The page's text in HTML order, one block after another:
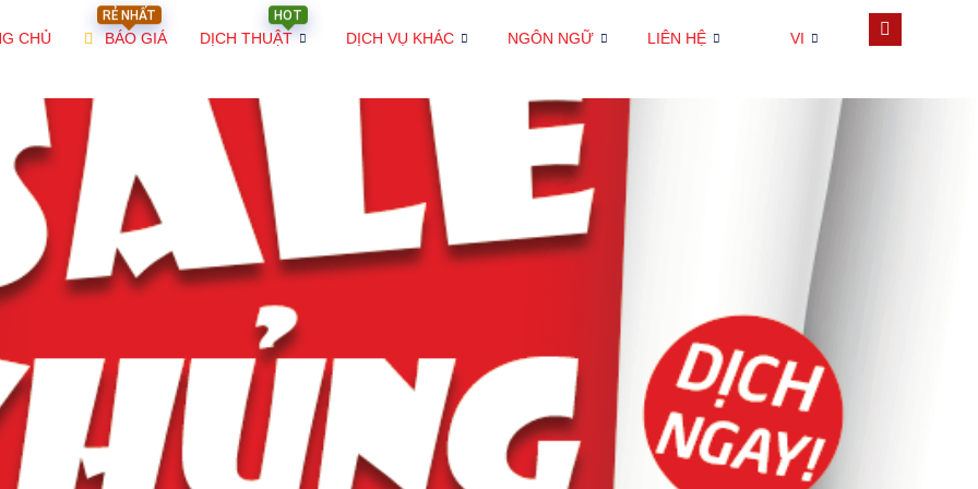
CHỦ
RẺ NHẤT
BÁO GIÁ
HOT
DỊCH THUẬT DỊCH VỤ KHÁC NGÔN NGỮ LIÊN HỆ VI